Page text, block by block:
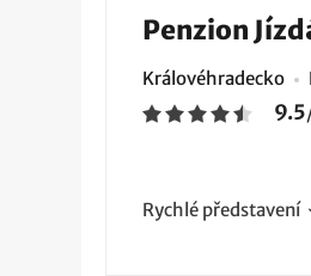
Penzion
Královéhradecko
9.5
Rychlé představení